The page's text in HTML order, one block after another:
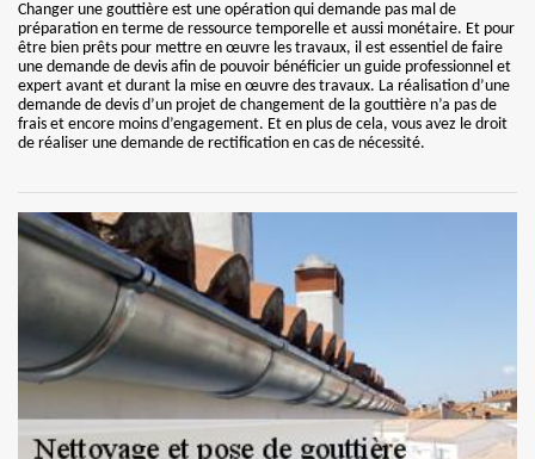
Changer une gouttière est une opération qui demande pas mal de
préparation en terme de ressource temporelle et aussi monétaire. Et pour
être bien prêts pour mettre en œuvre les travaux, il est essentiel de faire
une demande de devis afin de pouvoir bénéficier un guide professionnel et
expert avant et durant la mise en œuvre des travaux. La réalisation d’une
demande de devis d’un projet de changement de la gouttière n’a pas de
frais et encore moins d’engagement. Et en plus de cela, vous avez le droit
de réaliser une demande de rectification en cas de nécessité.